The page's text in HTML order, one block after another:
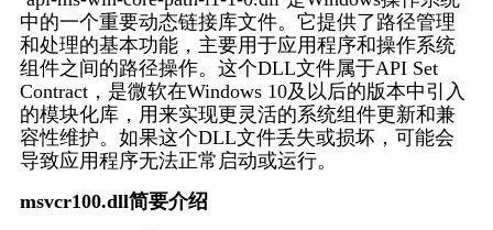
中的一个重要动态链接库文件。它提供了路径管理
和处理的基本功能，主要用于应用程序和操作系统
组件之间的路径操作。这个DLL文件属于API Set
Contract，是微软在Windows 10及以后的版本中引入
的模块化库，用来实现更灵活的系统组件更新和兼
容性维护。如果这个DLL文件丢失或损坏，可能会
导致应用程序无法正常启动或运行。
msvcr100.dll简要介绍